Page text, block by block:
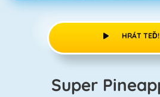
HRÁT TEĎ!
Super